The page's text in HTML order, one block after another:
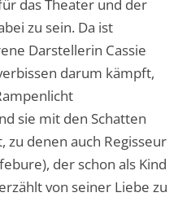
das Theater und der
zu sein. Da ist
Darstellerin Cassie
darum kämpft,
sie mit den Schatten
denen auch Regisseur
der schon als Kind
von seiner Liebe zu